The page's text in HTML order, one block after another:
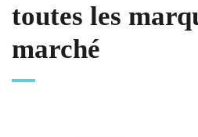
toutes les
marché